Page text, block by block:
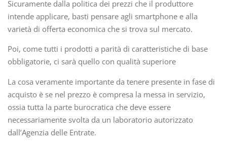
Sicuramente dalla politica dei prezzi che il produttore
intende applicare, basti pensare agli smartphone e alla
varietà di offerta economica che si trova sul mercato.
Poi, come tutti i prodotti a parità di caratteristiche di base
obbligatorie, ci sarà quello con qualità superiore
La cosa veramente importante da tenere presente in fase di
acquisto è se nel prezzo è compresa la messa in servizio,
ossia tutta la parte burocratica che deve essere
necessariamente svolta da un laboratorio autorizzato
dall’Agenzia delle Entrate.